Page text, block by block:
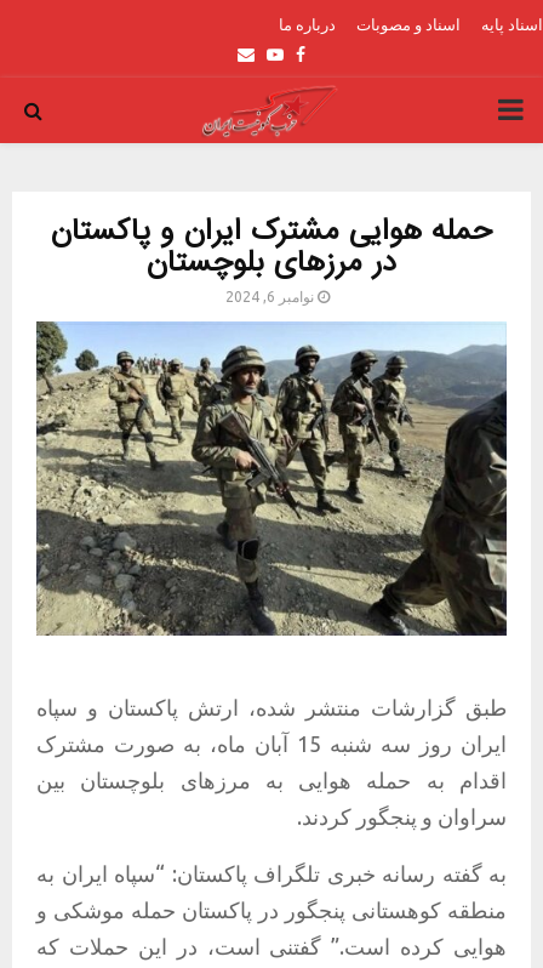
اسناد پایه اسناد و مصوبات درباره ما
Facebook
Youtube
Email
PRIMARY
حمله هوایی مشترک ایران و پاکستان
در مرزهای بلوچستان
نوامبر 6, 2024
طبق گزارشات منتشر شده، ارتش پاکستان و سپاه
ایران روز سه شنبه 15 آبان ماه، به صورت مشترک
اقدام به حمله هوایی به مرزهای بلوچستان بین
سراوان و پنجگور کردند.
به گفته رسانه خبری تلگراف پاکستان: “سپاه ایران به
منطقه کوهستانی پنجگور در پاکستان حمله موشکی و
هوایی کرده است.” گفتنی است، در این حملات که